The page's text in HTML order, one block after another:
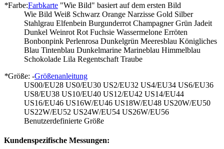
*Farbe:Farbkarte "Wie Bild" basiert auf dem ersten Bild
Wie Bild Weiß Schwarz Orange Narzisse Gold Silber
Stahlgrau Elfenbein Burgunderrot Champagner Grün Jadeit
Dunkel Weinrot Rot Fuchsie Wassermelone Erröten
Bonbonpink Perlenrosa Dunkelgrün Meeresblau Königliches
Blau Tintenblau Dunkelmarine Marineblau Himmelblau
Schokolade Lila Regentschaft Traube
*Größe: -Größenanleitung
US00/EU28 US0/EU30 US2/EU32 US4/EU34 US6/EU36
US8/EU38 US10/EU40 US12/EU42 US14/EU44
US16/EU46 US16W/EU46 US18W/EU48 US20W/EU50
US22W/EU52 US24W/EU54 US26W/EU56
Benutzerdefinierte Größe
Kundenspezifische Messungen: